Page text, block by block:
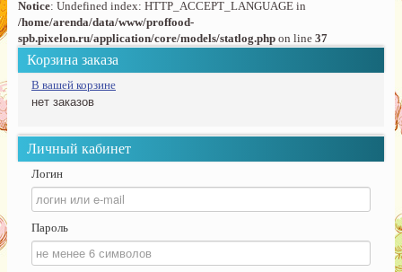
Notice: Undefined index: HTTP_ACCEPT_LANGUAGE in
/home/arenda/data/www/proffood-
spb.pixelon.ru/application/core/models/statlog.php on line 37
Корзина заказа
В вашей корзине
нет заказов
Личный кабинет
Логин
Пароль